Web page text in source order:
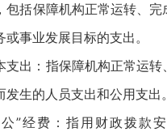
包括保障机构正常运转、完
或事业发展目标的支出。
支出：指保障机构正常运
发生的人员支出和公用支出。
”经费：指用财政拨款